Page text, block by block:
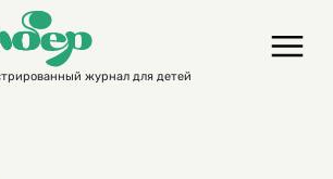
журнал для детей